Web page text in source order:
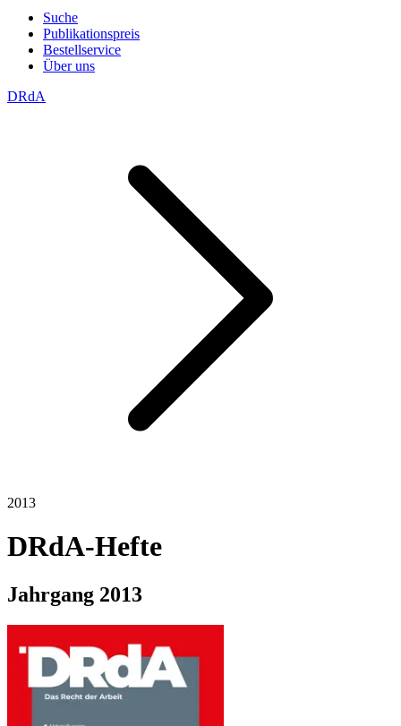
Suche
Publikationspreis
Bestellservice
Über uns
DRdA
2013
DRdA-Hefte
Jahrgang 2013